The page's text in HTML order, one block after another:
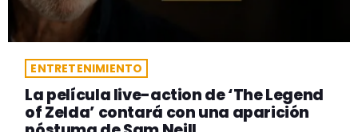
ENTRETENIMIENTO
La película live-action de ‘The Legend
of Zelda’ contará con una aparición